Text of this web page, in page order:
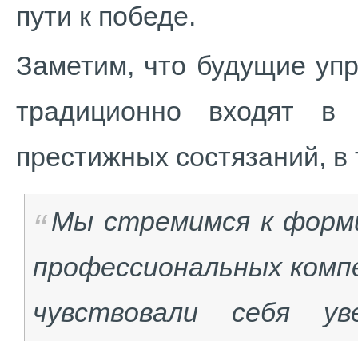
пути к победе.
Заметим, что будущие
традиционно входят
престижных состязаний,
Мы стремимся к
профессиональных
чувствовали себя